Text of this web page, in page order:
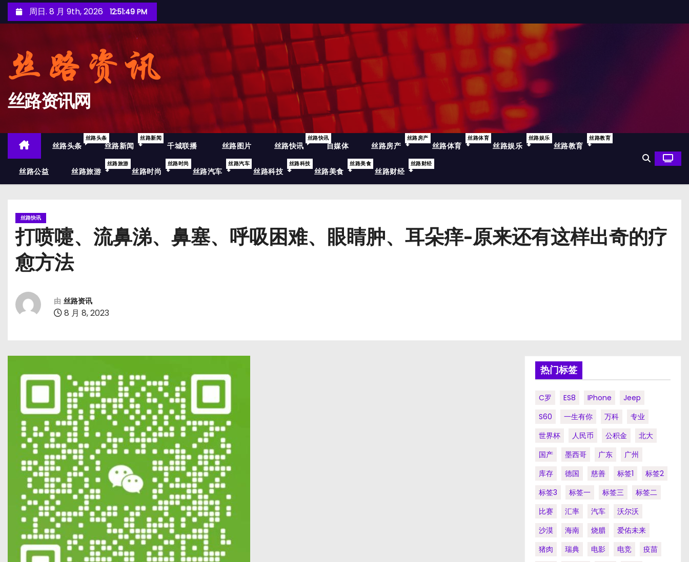
至
周日. 8 月 9th, 2026 12:51:50 PM
丝路资讯网
丝路头条
丝路头条
丝路新闻
丝路新闻
千城联播 丝路图片 丝路快讯
丝路快讯
自媒体 丝路房产
丝路房产
丝路体育
丝路体育
丝路娱乐
丝路娱乐
丝路教育
丝路教育
丝路公益 丝路旅游
丝路旅游
丝路时尚
丝路时尚
丝路汽车
丝路汽车
丝路科技
丝路科技
丝路美食
丝路美食
丝路财经
丝路财经
丝路快讯
打喷嚏、流鼻涕、鼻塞、呼吸困难、眼睛肿、耳朵痒-原来还有这样出奇的疗
愈方法
由 丝路资讯
8 月 8, 2023
热门标签
C罗 ES8 IPhone
Jeep
S60
一生有你 万科
专业
世界杯
人民币 公积金
北大
国产
墨西哥 广东
广州
库存
德国 慈善 标签1
标签2
标签3
标签一 标签三
标签二
比赛
汇率 汽车
沃尔沃
沙漠
海南 烧腊
爱佑未来
猪肉
瑞典 电影 电竞
疫苗